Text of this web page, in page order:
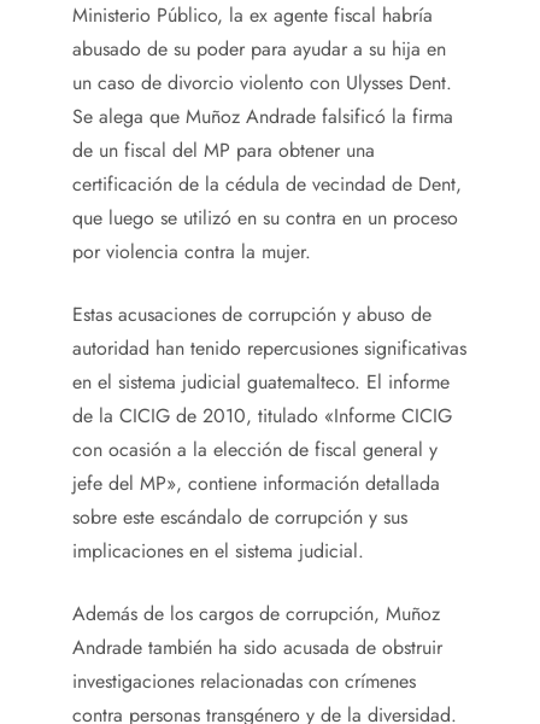
Ministerio Público, la ex agente fiscal habría
abusado de su poder para ayudar a su hija en
un caso de divorcio violento con Ulysses Dent.
Se alega que Muñoz Andrade falsificó la firma
de un fiscal del MP para obtener una
certificación de la cédula de vecindad de Dent,
que luego se utilizó en su contra en un proceso
por violencia contra la mujer.
Estas acusaciones de corrupción y abuso de
autoridad han tenido repercusiones significativas
en el sistema judicial guatemalteco. El informe
de la CICIG de 2010, titulado «Informe CICIG
con ocasión a la elección de fiscal general y
jefe del MP», contiene información detallada
sobre este escándalo de corrupción y sus
implicaciones en el sistema judicial.
Además de los cargos de corrupción, Muñoz
Andrade también ha sido acusada de obstruir
investigaciones relacionadas con crímenes
contra personas transgénero y de la diversidad.